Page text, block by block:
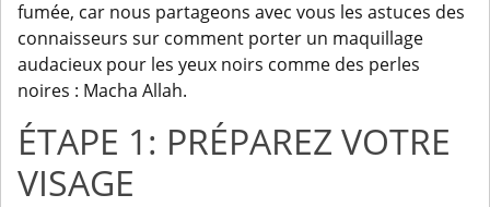
fumée, car nous partageons avec vous les astuces des
connaisseurs sur comment porter un maquillage
audacieux pour les yeux noirs comme des perles
noires : Macha Allah.
ÉTAPE 1: PRÉPAREZ VOTRE
VISAGE